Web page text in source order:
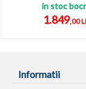
in stoc
1.849,00
Informatii